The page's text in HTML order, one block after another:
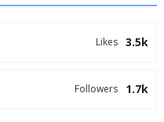
3.5k
Likes
1.7k
Followers